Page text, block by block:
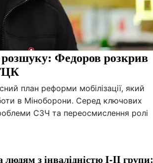
Федоров розкрив
план реформи мобілізації, який
в Міноборони. Серед ключових
СЗЧ та переосмислення ролі
людям з інвалідністю I-II групи: